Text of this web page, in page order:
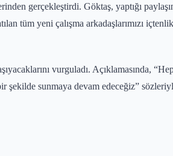
gerçekleştirdi. Göktaş, yaptığı
tüm yeni çalışma arkadaşlarımızı
vurguladı. Açıklamasında,
şekilde sunmaya devam edeceğiz”